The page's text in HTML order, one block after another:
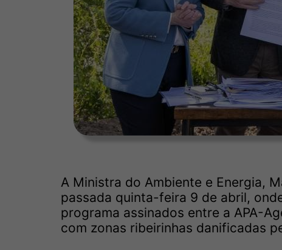
A Ministra do Ambiente e Energia,
passada quinta-feira 9 de abril,
programa assinados entre a APA-
com zonas ribeirinhas danificadas